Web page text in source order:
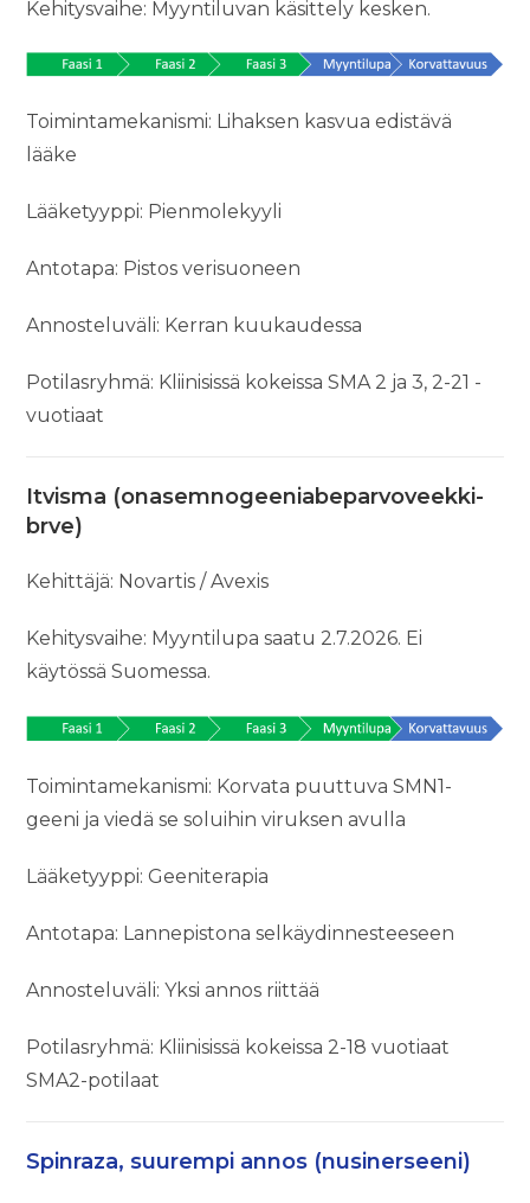
Kehitysvaihe: Myyntiluvan käsittely kesken.
Toimintamekanismi: Lihaksen kasvua edistävä
lääke
Lääketyyppi: Pienmolekyyli
Antotapa: Pistos verisuoneen
Annosteluväli: Kerran kuukaudessa
Potilasryhmä: Kliinisissä kokeissa SMA 2 ja 3, 2-21 -
vuotiaat
Itvisma (onasemnogeeniabeparvoveekki-
brve)
Kehittäjä: Novartis / Avexis
Kehitysvaihe: Myyntilupa saatu 2.7.2026. Ei
käytössä Suomessa.
Toimintamekanismi: Korvata puuttuva SMN1-
geeni ja viedä se soluihin viruksen avulla
Lääketyyppi: Geeniterapia
Antotapa: Lannepistona selkäydinnesteeseen
Annosteluväli: Yksi annos riittää
Potilasryhmä: Kliinisissä kokeissa 2-18 vuotiaat
SMA2-potilaat
Spinraza, suurempi annos (nusinerseeni)